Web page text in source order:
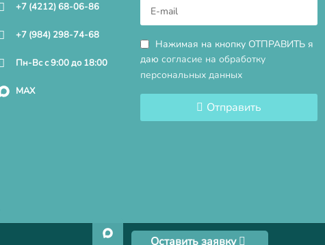
+7 (4212) 68-06-86
+7 (984) 298-74-68
Пн-Вс с 9:00 до 18:00
MAX
Нажимая на кнопку ОТПРАВИТЬ я
даю согласие на обработку
персональных данных
Отправить
Оставить заявку